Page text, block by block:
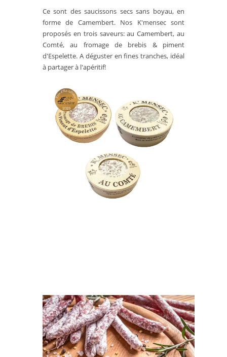
Ce sont des saucissons secs sans boyau, en
forme de Camembert. Nos K'mensec sont
proposés en trois saveurs: au Camembert, au
Comté, au fromage de brebis & piment
d'Espelette. A déguster en fines tranches, idéal
à partager à l'apéritif!